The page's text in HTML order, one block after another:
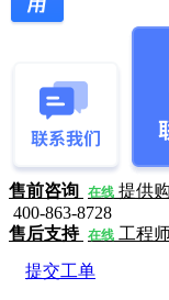
售前咨询 在线 提供
400-863-8728
售后支持 在线 工程
提交工单